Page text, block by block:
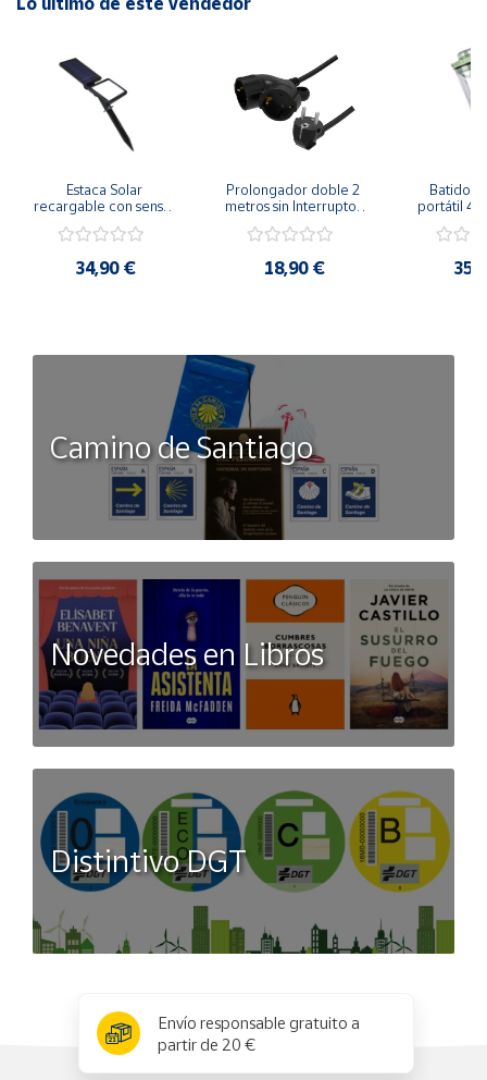
Estaca Solar
recargable con sensor
34,90 €
Prolongador doble 2
metros sin Interruptor
18,90 €
Batidora
portátil
Camino de Santiago
Novedades en Libros
Distintivo DGT
Envío responsable gratuito a
partir de 20 €